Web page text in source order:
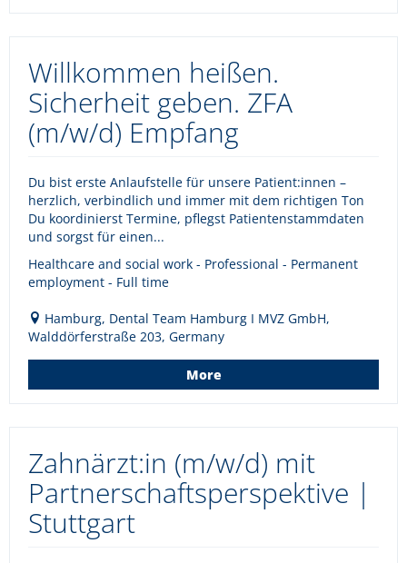
Willkommen heißen.
Sicherheit geben. ZFA
(m/w/d) Empfang
Du bist erste Anlaufstelle für unsere Patient:innen –
herzlich, verbindlich und immer mit dem richtigen Ton
Du koordinierst Termine, pflegst Patientenstammdaten
und sorgst für einen...
Healthcare and social work - Professional - Permanent
employment - Full time
Hamburg, Dental Team Hamburg I MVZ GmbH,
Walddörferstraße 203, Germany
More
Zahnärzt:in (m/w/d) mit
Partnerschaftsperspektive |
Stuttgart